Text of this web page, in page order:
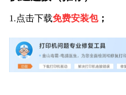
1.点击下载免费安装包；